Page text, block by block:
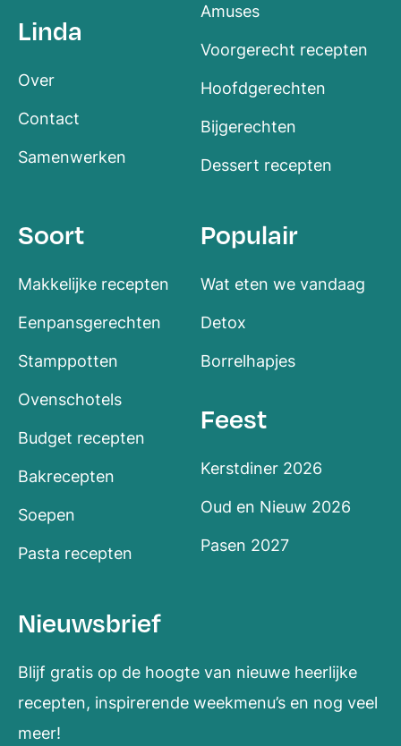
Linda
Over
Contact
Samenwerken
Amuses
Voorgerecht recepten
Hoofdgerechten
Bijgerechten
Dessert recepten
Soort
Makkelijke recepten
Eenpansgerechten
Stamppotten
Ovenschotels
Budget recepten
Bakrecepten
Soepen
Pasta recepten
Populair
Wat eten we vandaag
Detox
Borrelhapjes
Feest
Kerstdiner 2026
Oud en Nieuw 2026
Pasen 2027
Nieuwsbrief
Blijf gratis op de hoogte van nieuwe heerlijke
recepten, inspirerende weekmenu’s en nog veel
meer!